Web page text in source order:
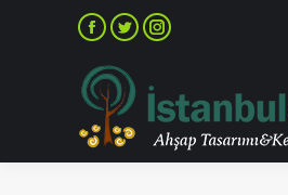
Facebook
TwitterInstagram